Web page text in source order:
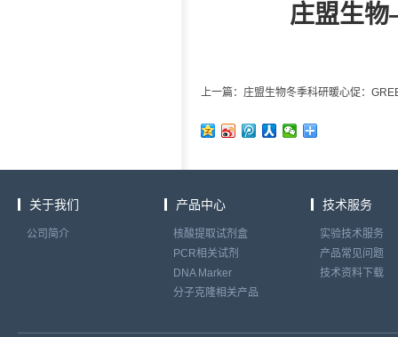
庄盟生
上一篇：庄盟生物冬季科研暖心促：
关于我们
公司简介
产品中心
核酸提取试剂盒
PCR相关试剂
DNA Marker
分子克隆相关产品
技术服务
实验技术服务
产品常见问题
技术资料下载